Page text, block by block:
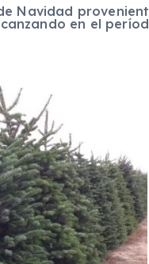
Navidad
en el